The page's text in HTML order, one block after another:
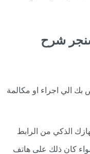
شرح
بك الي اجراء او مكالمة
الذكي من الرابط
كان ذلك على هاتف